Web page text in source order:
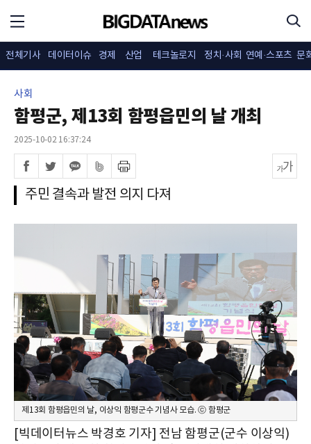
전체기사 데이터이슈 경제 산업 테크놀로지 정치·사회 연예·스포츠 문
사회
함평군, 제13회 함평읍민의 날 개최
2025-10-02 16:37:24
주민 결속과 발전 의지 다져
제13회 함평읍민의 날, 이상익 함평군수 기념사 모습. ⓒ 함평군
[빅데이터뉴스 박경호 기자] 전남 함평군(군수 이상익)